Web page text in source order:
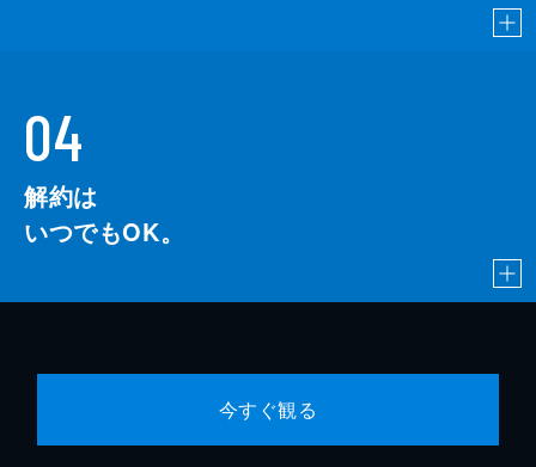
04
解約は
いつでもOK。
今すぐ観る